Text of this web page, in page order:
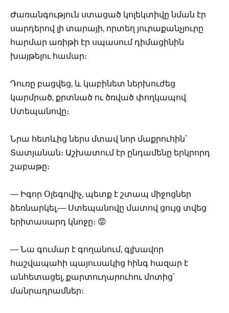
Ժառանգություն ստացած կոլեկտիվը նման էր
սարդերով լի տարայի, որտեղ յուրաքանչյուրը
հարմար առիթի էր սպասում դիմացինին
խայթելու համար։
Դուռը բացվեց, և կաբինետ ներխուժեց
կարմրած, քրտնած ու ծռված փողկապով
Ստեպանովը։
Նրա հետևից ներս մտավ նոր մաքրուհին՝
Տատյանան։ Աշխատում էր ընդամենը երկրորդ
շաբաթը։
— Իգոր Օլեգովիչ, պետք է շտապ միջոցներ
ձեռնարկել,— Ստեպանովը մատով ցույց տվեց
երիտասարդ կնոջը։ 😡
— Նա գումար է գողանում, գլխավոր
հաշվապահի պայուսակից հինգ հազար է
անհետացել, քարտուղարուհու մոտից՝
մանրադրամներ։